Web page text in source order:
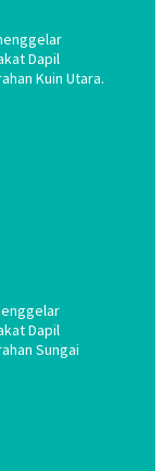
Dapil
Kuin Utara.
Dapil
Sungai